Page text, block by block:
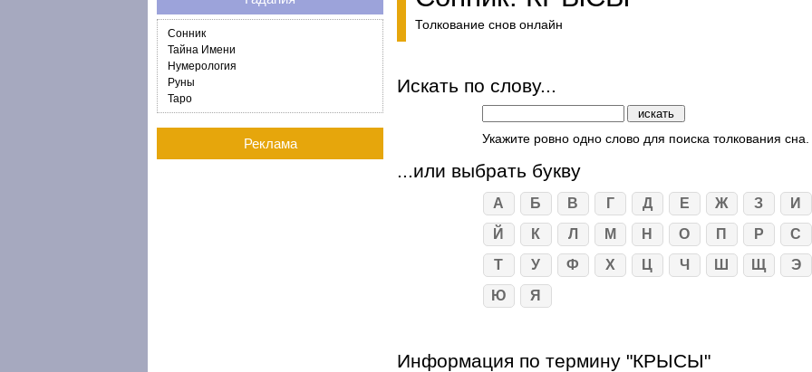
Толкование снов онлайн
Искать по слову...
Укажите ровно одно слово для поиска толкования сна.
...или выбрать букву
А Б В Г Д Е Ж З
И
Й
К Л М Н О П Р
С
Т
У Ф Х Ц Ч Ш Щ
Э
Ю
Я
Информация по термину "КРЫСЫ"
Сонник
Тайна Имени
Нумерология
Руны
Таро
Реклама